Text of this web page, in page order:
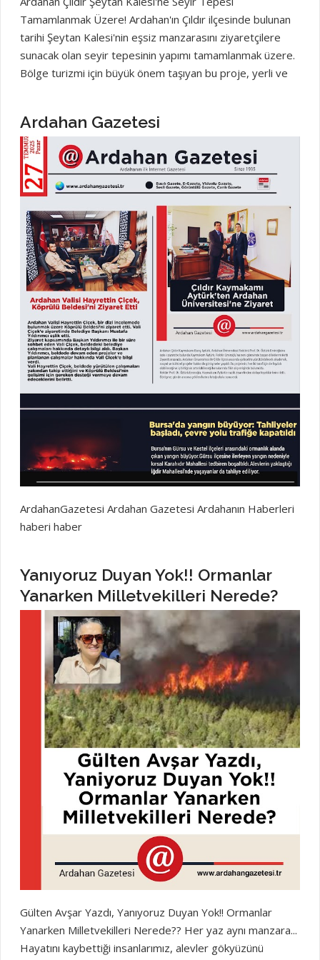
Tamamlanmak Üzere! Ardahan'ın Çıldır ilçesinde bulunan
tarihi Şeytan Kalesi'nin eşsiz manzarasını ziyaretçilere
sunacak olan seyir tepesinin yapımı tamamlanmak üzere.
Bölge turizmi için büyük önem taşıyan bu proje, yerli ve
yakınlığıyla da bilinen Şeytan Kalesi, Urartular
döneminden kalma olduğu düşünülen ve gizemli
hikayeleriyle dikkat çeken bir yapı. Yeni seyir tepesi
sayesinde ziyaretçiler, kalenin tarihi dokusunu ve
çevresindeki doğal güzellikleri kuşbakışı izleyebilecek.
Yetkililer, projenin kısa süre içerisinde tamamlanarak
bölge turizmine kazandırılacağını belirtiyor. Seyir
tepesinin açılmasıyla birlikte Çıldır ve Ardahan'ın turistik
cazibesinin daha da artması bekleniyor. Bölge halkına ve
turizmcilere hayırlı olsun! Ardahan Gazetesi Ardahanın
Haberleri haberi haber
Ardahan Gazetesi
ArdahanGazetesi Ardahan Gazetesi Ardahanın Haberleri
haberi haber
Yanıyoruz Duyan Yok!! Ormanlar
Yanarken Milletvekilleri Nerede?
Gülten Avşar Yazdı, Yanıyoruz Duyan Yok!! Ormanlar
Yanarken Milletvekilleri Nerede?? Her yaz aynı manzara...
Hayatını kaybettiği insanlarımız, alevler gökyüzünü